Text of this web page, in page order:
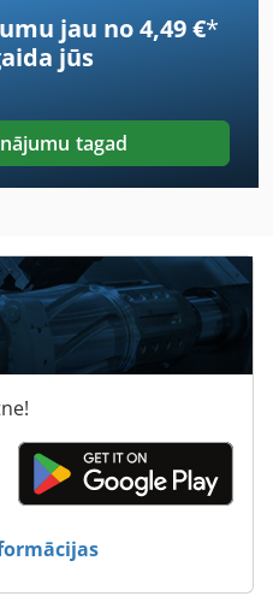
jau no 4,49 €*
jūs
tagad